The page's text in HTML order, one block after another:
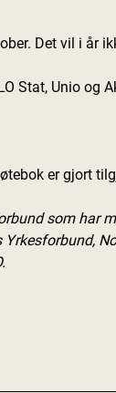
Det vil i år
er gjort
som har